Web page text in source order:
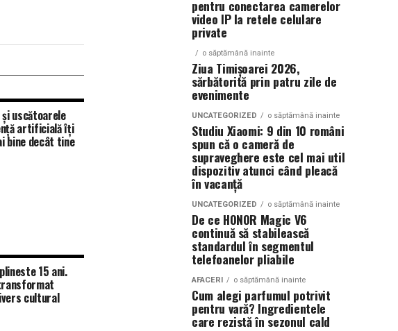
uscătoarele
artificială îți
bine decât tine
15 ani.
cultural
pentru conectarea camerelor
video IP la retele celulare
private
o săptămână inainte
Ziua Timișoarei 2026,
sărbătorită prin patru zile de
evenimente
UNCATEGORIZED o săptămână inainte
Studiu Xiaomi: 9 din 10 români
spun că o cameră de
supraveghere este cel mai util
dispozitiv atunci când pleacă
în vacanță
UNCATEGORIZED o săptămână inainte
De ce HONOR Magic V6
continuă să stabilească
standardul în segmentul
telefoanelor pliabile
AFACERI o săptămână inainte
Cum alegi parfumul potrivit
pentru vară? Ingredientele
care rezistă în sezonul cald